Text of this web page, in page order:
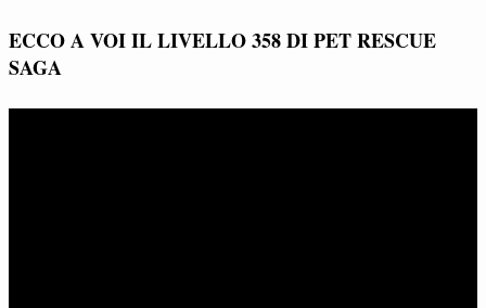
ECCO A VOI IL LIVELLO 358 DI PET RESCUE
SAGA